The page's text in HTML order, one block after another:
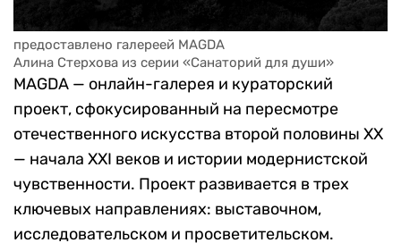
предоставлено галереей MAGDA
Алина Стерхова из серии «Санаторий для души»
MAGDA — онлайн-галерея и кураторский
проект, сфокусированный на пересмотре
отечественного искусства второй половины XX
— начала XXI веков и истории модернистской
чувственности. Проект развивается в трех
ключевых направлениях: выставочном,
исследовательском и просветительском.